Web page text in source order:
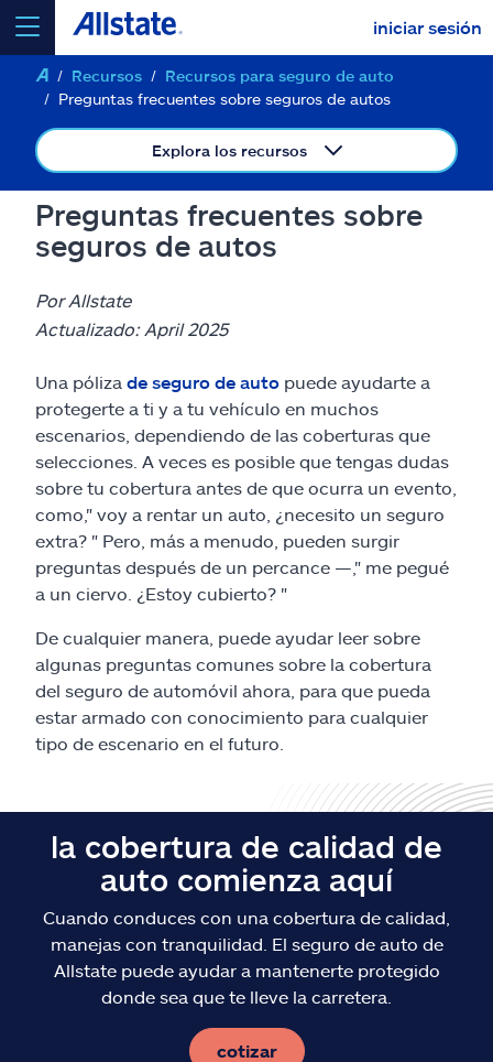
iniciar sesión
seleccionar un producto paracotizar
Select a Product
ir
Seguros y más
Recursos
Reclamos
Asistencia y apoyo
Explore Allstate
Ashburn, VA 20146
English
Recursos
Recursos para seguro de auto
Preguntas frecuentes sobre seguros de autos
Explora los recursos
Preguntas frecuentes sobre
seguros de autos
Por Allstate
Actualizado: April 2025
Una póliza de seguro de auto puede ayudarte a
protegerte a ti y a tu vehículo en muchos
escenarios, dependiendo de las coberturas que
selecciones. A veces es posible que tengas dudas
sobre tu cobertura antes de que ocurra un evento,
como," voy a rentar un auto, ¿necesito un seguro
extra? " Pero, más a menudo, pueden surgir
preguntas después de un percance —," me pegué
a un ciervo. ¿Estoy cubierto? "
De cualquier manera, puede ayudar leer sobre
algunas preguntas comunes sobre la cobertura
del seguro de automóvil ahora, para que pueda
estar armado con conocimiento para cualquier
tipo de escenario en el futuro.
la cobertura de calidad de
auto comienza aquí
Cuando conduces con una cobertura de calidad,
manejas con tranquilidad. El seguro de auto de
Allstate puede ayudar a mantenerte protegido
donde sea que te lleve la carretera.
cotizar